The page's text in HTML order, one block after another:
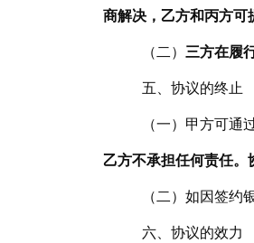
商解决，乙方和丙方可
（二） 三方在履
五 、协议的终止
（一）甲方可通
乙方不承担任何责任。
（二）如因签约
六、协议的效力